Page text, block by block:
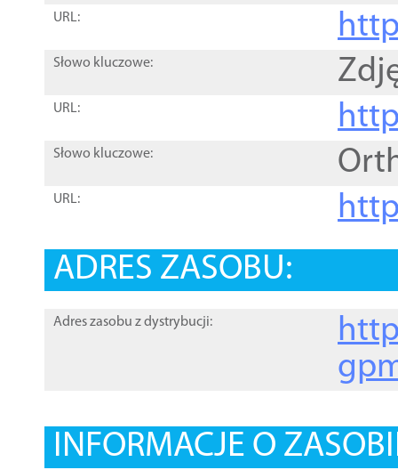
URL:
Słowo kluczowe:
URL:
Słowo kluczowe:
URL:
ADRES ZASOBU:
Adres zasobu z dystrybucji:
INFORMACJE O